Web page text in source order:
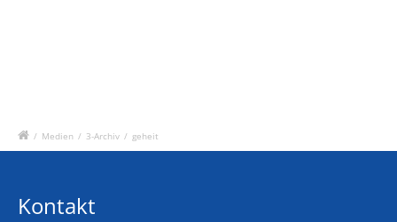
/ Medien / 3-Archiv / geheit
Kontakt